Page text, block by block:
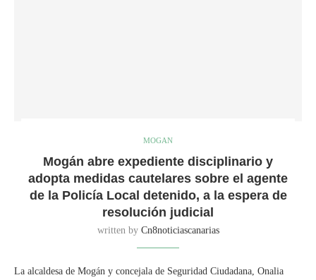
MOGAN
Mogán abre expediente disciplinario y
adopta medidas cautelares sobre el agente
de la Policía Local detenido, a la espera de
resolución judicial
written by Cn8noticiascanarias
La alcaldesa de Mogán y concejala de Seguridad Ciudadana, Onalia